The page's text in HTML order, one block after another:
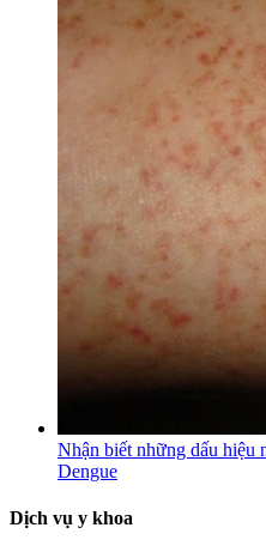
Nhận biết những dấu hiệu
Dengue
Dịch vụ y khoa